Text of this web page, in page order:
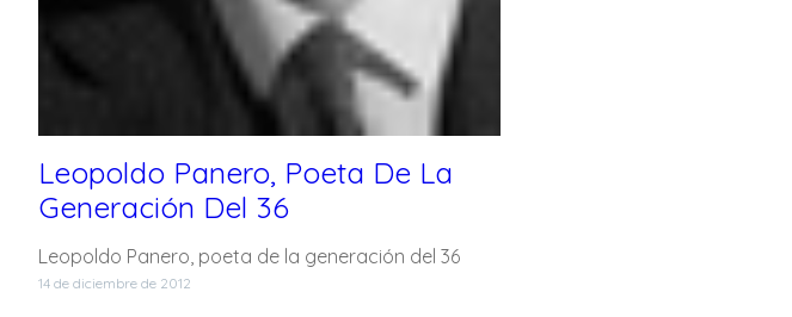
Leopoldo Panero, Poeta De La
Generación Del 36
Leopoldo Panero, poeta de la generación del 36
14 de diciembre de 2012